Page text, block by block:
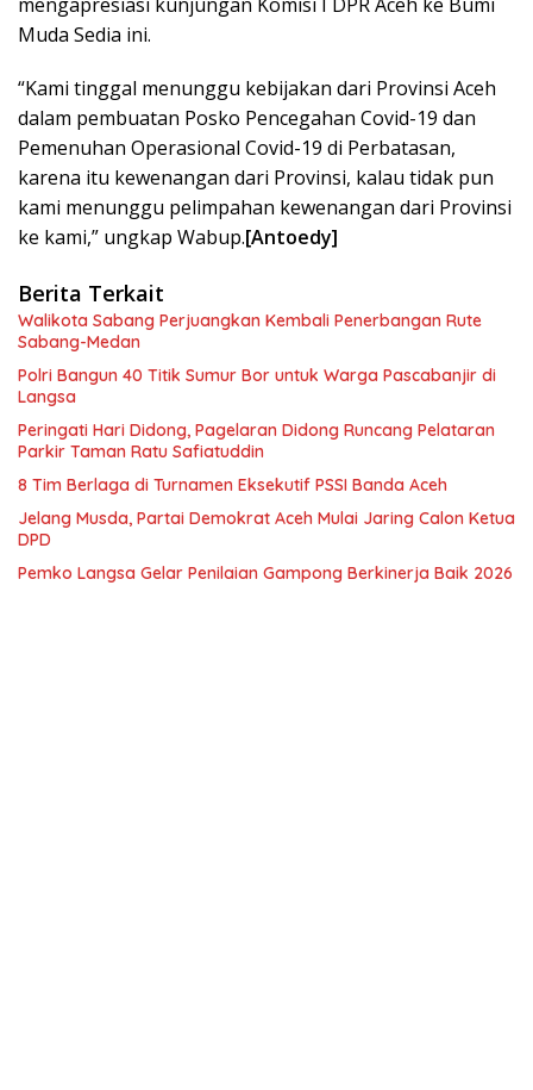
Muda Sedia ini.
“Kami tinggal menunggu kebijakan dari Provinsi Aceh
dalam pembuatan Posko Pencegahan Covid-19 dan
Pemenuhan Operasional Covid-19 di Perbatasan,
karena itu kewenangan dari Provinsi, kalau tidak pun
kami menunggu pelimpahan kewenangan dari Provinsi
ke kami,” ungkap Wabup.[Antoedy]
Berita Terkait
Walikota Sabang Perjuangkan Kembali Penerbangan Rute
Sabang-Medan
Polri Bangun 40 Titik Sumur Bor untuk Warga Pascabanjir di
Langsa
Peringati Hari Didong, Pagelaran Didong Runcang Pelataran
Parkir Taman Ratu Safiatuddin
8 Tim Berlaga di Turnamen Eksekutif PSSI Banda Aceh
Jelang Musda, Partai Demokrat Aceh Mulai Jaring Calon Ketua
DPD
Pemko Langsa Gelar Penilaian Gampong Berkinerja Baik 2026